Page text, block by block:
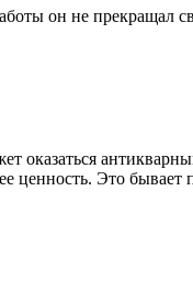
он не
оказаться
ценность. Это